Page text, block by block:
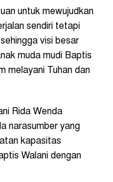
untuk mewujudkan
sendiri tetapi
visi besar
muda mudi Baptis
melayani Tuhan dan
Rida Wenda
narasumber yang
kapasitas
Walani dengan